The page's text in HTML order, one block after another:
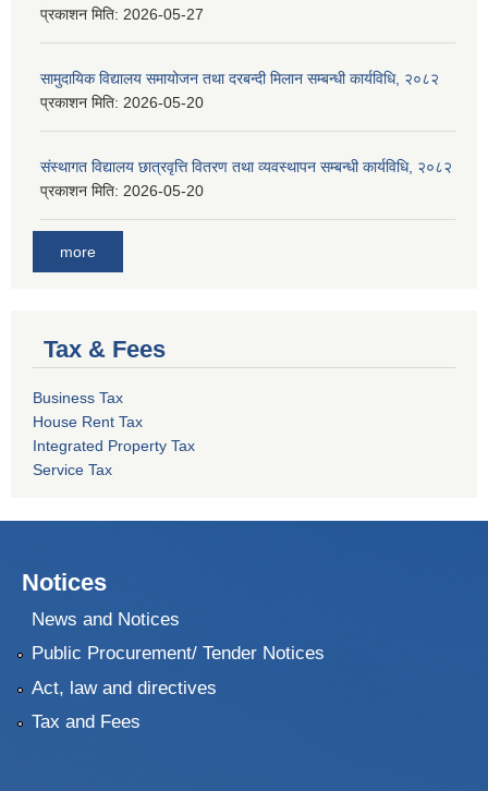
प्रकाशन मिति: 2026-05-27
सामुदायिक विद्यालय समायोजन तथा दरबन्दी मिलान सम्बन्धी कार्यविधि, २०८२
प्रकाशन मिति: 2026-05-20
संस्थागत विद्यालय छात्रवृत्ति वितरण तथा व्यवस्थापन सम्बन्धी कार्यविधि, २०८२
प्रकाशन मिति: 2026-05-20
more
Tax & Fees
Business Tax
House Rent Tax
Integrated Property Tax
Service Tax
Notices
News and Notices
Public Procurement/ Tender Notices
Act, law and directives
Tax and Fees